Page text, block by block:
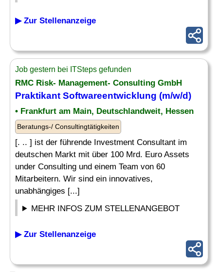
▶ Zur Stellenanzeige
Job gestern bei ITSteps gefunden
RMC Risk- Management- Consulting GmbH
Praktikant Softwareentwicklung (m/w/d)
• Frankfurt am Main, Deutschlandweit, Hessen
Beratungs-/ Consultingtätigkeiten
[. .. ] ist der führende Investment Consultant im
deutschen Markt mit über 100 Mrd. Euro Assets
under Consulting und einem Team von 60
Mitarbeitern. Wir sind ein innovatives,
unabhängiges [...]
MEHR INFOS ZUM STELLENANGEBOT
▶ Zur Stellenanzeige